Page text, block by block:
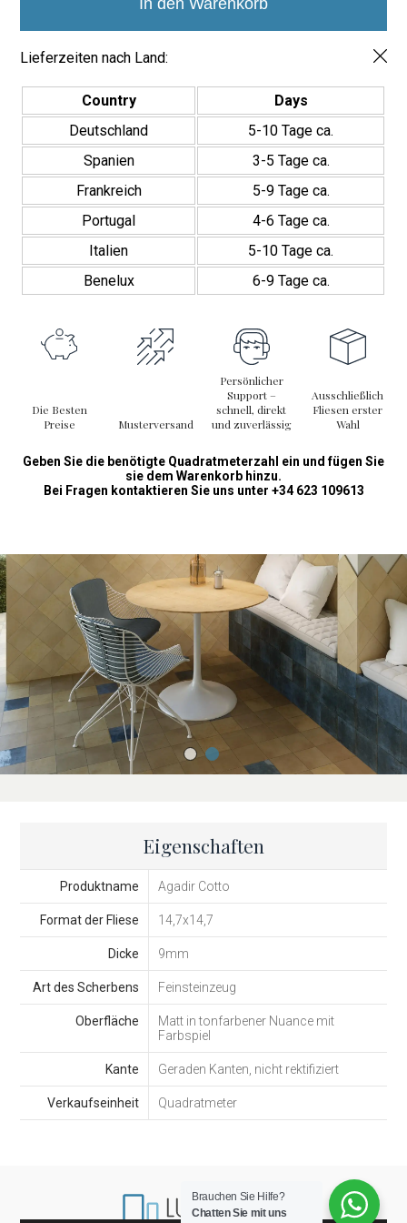
In den Warenkorb
Lieferzeiten nach Land:
Country
Days
Deutschland
5-10 Tage ca.
Spanien
3-5 Tage ca.
Frankreich
5-9 Tage ca.
Portugal
4-6 Tage ca.
Italien
5-10 Tage ca.
Benelux
6-9 Tage ca.
Die Besten
Preise
Musterversand
Persönlicher
Support –
schnell, direkt
und zuverlässig
Ausschließlich
Fliesen erster
Wahl
Geben Sie die benötigte Quadratmeterzahl ein und fügen Sie
sie dem Warenkorb hinzu.
Bei Fragen kontaktieren Sie uns unter +34 623 109613
Eigenschaften
Produktname Agadir Cotto
Format der Fliese 14,7x14,7
Dicke 9mm
Art des Scherbens Feinsteinzeug
Oberfläche
Matt in tonfarbener Nuance mit
Farbspiel
Kante Geraden Kanten, nicht rektifiziert
Verkaufseinheit Quadratmeter
Brauchen Sie Hilfe?
Chatten Sie mit uns